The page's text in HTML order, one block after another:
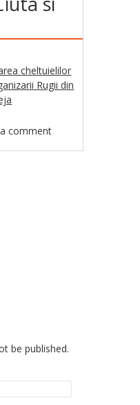
cheltuielilor
Rugii din
comment
be published.